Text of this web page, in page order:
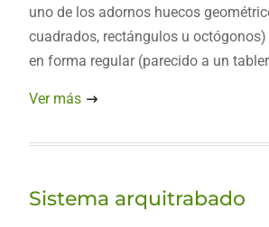
uno de los adornos huecos
cuadrados, rectángulos u
en forma regular (parecido a un
Ver más
Sistema arquitrabado